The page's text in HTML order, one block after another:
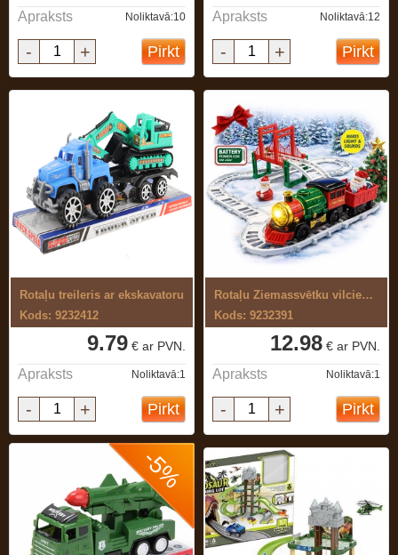
Apraksts Noliktavā:10
- + Pirkt
Apraksts Noliktavā:12
- + Pirkt
Rotaļu treileris ar ekskavatoru
Kods: 9232412
9.79 € ar PVN.
Apraksts Noliktavā:1
- + Pirkt
Rotaļu Ziemassvētku vilciens ar ...
Kods: 9232391
12.98 € ar PVN.
Apraksts Noliktavā:1
- + Pirkt
-5%